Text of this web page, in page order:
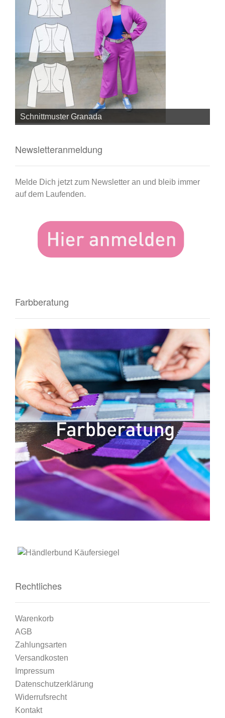
Schnittmuster Granada
Newsletteranmeldung
Melde Dich jetzt zum Newsletter an und bleib immer
auf dem Laufenden.
Farbberatung
Rechtliches
Warenkorb
AGB
Zahlungsarten
Versandkosten
Impressum
Datenschutzerklärung
Widerrufsrecht
Kontakt